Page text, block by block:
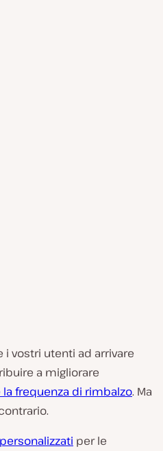
i vostri utenti ad arrivare
a migliorare
frequenza di rimbalzo. Ma
per le